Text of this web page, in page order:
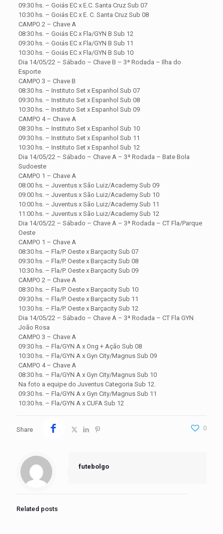
09:30 hs. – Goiás EC x E.C. Santa Cruz Sub 07
10:30 hs. – Goiás EC x E. C. Santa Cruz Sub 08
CAMPO 2 – Chave A
08:30 hs. – Goiás EC x Fla/GYN B Sub 12
09:30 hs. – Goiás EC x Fla/GYN B Sub 11
10:30 hs. – Goiás EC x Fla/GYN B Sub 10
Dia 14/05/22 – Sábado – Chave B – 3ª Rodada – Ilha do
Esporte
CAMPO 3 – Chave B
08:30 hs. – Instituto Set x Espanhol Sub 07
09:30 hs. – Instituto Set x Espanhol Sub 08
10:30 hs. – Instituto Set x Espanhol Sub 09
CAMPO 4 – Chave A
08:30 hs. – Instituto Set x Espanhol Sub 10
09:30 hs. – Instituto Set x Espanhol Sub 11
10:30 hs. – Instituto Set x Espanhol Sub 12
Dia 14/05/22 – Sábado – Chave A – 3ª Rodada – Bate Bola
Sudoeste
CAMPO 1 – Chave A
08:00 hs. – Juventus x São Luiz/Academy Sub 09
09:00 hs. – Juventus x São Luiz/Academy Sub 10
10:00 hs. – Juventus x São Luiz/Academy Sub 11
11:00 hs. – Juventus x São Luiz/Academy Sub 12
Dia 14/05/22 – Sábado – Chave A – 3ª Rodada – CT Fla/Parque
Oeste
CAMPO 1 – Chave A
08:30 hs. – Fla/P. Oeste x Barçacity Sub 07
09:30 hs. – Fla/P. Oeste x Barçacity Sub 08
10:30 hs. – Fla/P. Oeste x Barçacity Sub 09
CAMPO 2 – Chave A
08:30 hs. – Fla/P. Oeste x Barçacity Sub 10
09:30 hs. – Fla/P. Oeste x Barçacity Sub 11
10:30 hs. – Fla/P. Oeste x Barçacity Sub 12
Dia 14/05/22 – Sábado – Chave A – 3ª Rodada – CT Fla GYN
João Rosa
CAMPO 3 – Chave A
09:30 hs. – Fla/GYN A x Ong + Ação Sub 08
10:30 hs. – Fla/GYN A x Gyn City/Magnus Sub 09
CAMPO 4 – Chave A
08:30 hs. – Fla/GYN A x Gyn City/Magnus Sub 10
Na foto a equipe do Juventus Categoria Sub 12.
09:30 hs. – Fla/GYN A x Gyn City/Magnus Sub 11
10:30 hs. – Fla/GYN A x CUFA Sub 12
Share 0
futebolgo
Related posts